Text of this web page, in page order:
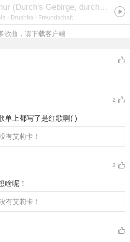
Partisanen vom Amur (Durch's Gebirge, durch die Steppen)
- Drushba - Freundschaft
歌曲，请下载客户端
2
单上都写了是红歌啊( )
有艾莉卡！
2
啥呢！
有艾莉卡！